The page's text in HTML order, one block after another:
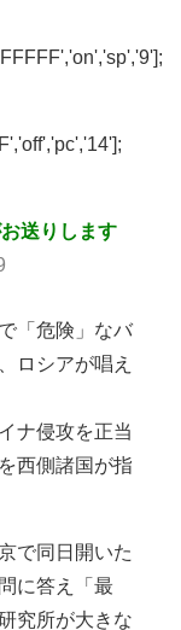
送りします
「危険」なバ
ロシアが唱え
ナ侵攻を正当
西側諸国が指
で同日開いた
に答え「最
究所が大きな